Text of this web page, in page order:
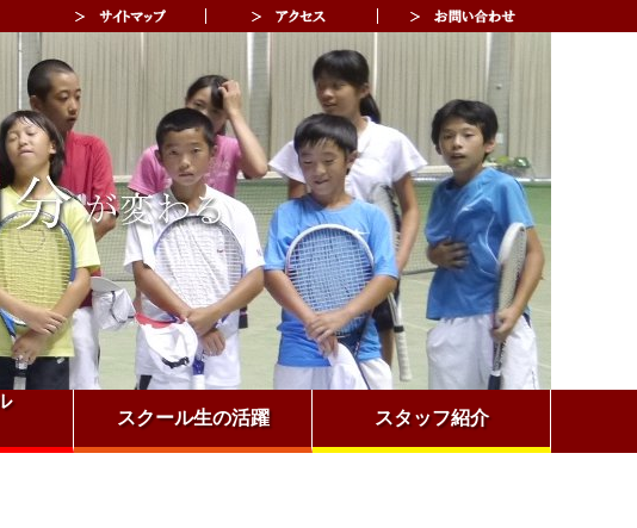
スクール生の活躍 スタッフ紹介